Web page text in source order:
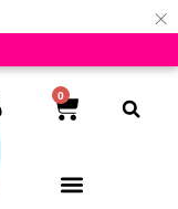
×
0